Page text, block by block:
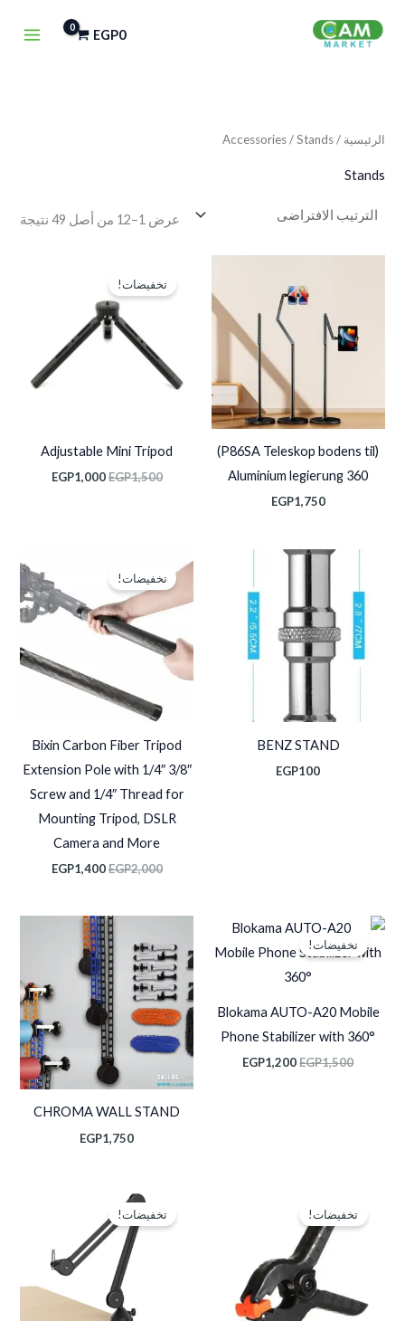
EGP0
الرئيسية /
Accessories/ Stands
Stands
عرض 1–12 من أصل 49 نتيجة
(P86SA Teleskop bodens til)
Aluminium legierung 360
EGP1,750
تخفيضات!
Adjustable Mini Tripod
EGP1,500
EGP1,500.
EGP1,000
BENZ STAND
EGP100
تخفيضات!
Bixin Carbon Fiber Tripod
Extension Pole with 1/4″ 3/8″
Screw and 1/4″ Thread for
Mounting Tripod, DSLR
Camera and More
EGP2,000
EGP2,000.
EGP1,400
الحالي
هو:
تخفيضات!
Blokama AUTO-A20 Mobile
Phone Stabilizer with 360°
EGP1,500
السعر
الأصلي
هو:
EGP1,200
السعر
الحالي
هو:
EGP1,200.
CHROMA WALL STAND
EGP1,750
تخفيضات! تخفيضات!
هو:
EGP2,000.